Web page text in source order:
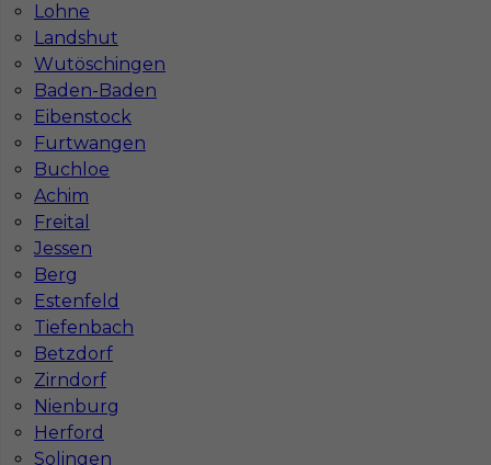
Lohne
Landshut
Wutöschingen
Baden-Baden
Eibenstock
Furtwangen
Buchloe
Achim
Freital
Jessen
Berg
Estenfeld
Tiefenbach
Betzdorf
Zirndorf
Nienburg
Herford
Solingen
Znaleziono 3 wyników
Jak znaleźć pracę za granicą?
Czy praca Niemcy na budowie nadal się
opłaca przy obecnych kosztach życia?
Gdzie do pracy za granicę?